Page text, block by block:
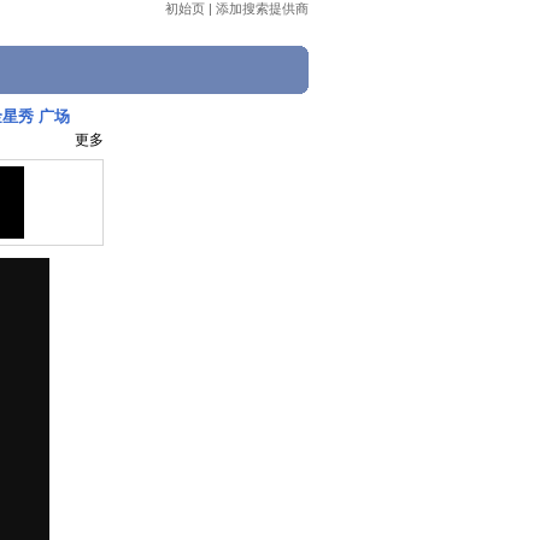
初始页 | 添加搜索提供商
秀 广场
更多